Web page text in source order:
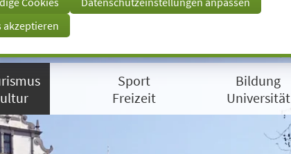
akzeptieren
Sport
Freizeit
Bildung
Universität